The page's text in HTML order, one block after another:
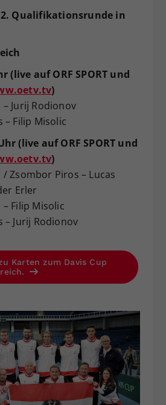
2. Qualifikationsrunde in
(live auf ORF SPORT und
)
Jurij Rodionov
– Filip Misolic
(live auf ORF SPORT und
)
Zsombor Piros – Lucas
Erler
Filip Misolic
– Jurij Rodionov
Karten zum Davis Cup